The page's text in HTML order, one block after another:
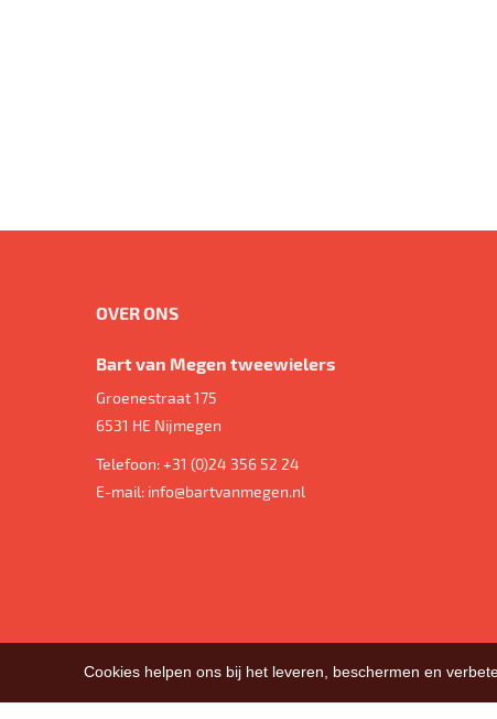
OVER ONS
Bart van Megen tweewielers
Groenestraat 175
6531 HE Nijmegen
Telefoon:+31 (0)24 356 52 24
E-mail: info@bartvanmegen.nl
Cookies helpen ons bij het leveren, beschermen en